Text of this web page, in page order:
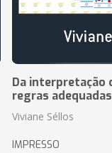
Da interpretação
regras
Viviane Séllos
IMPRESSO